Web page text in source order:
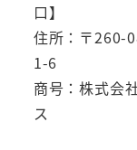
口】
住所：〒260-
1-6
商号：株式会